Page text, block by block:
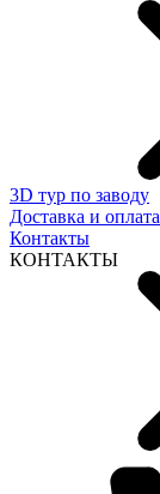
3D тур по заводу
Доставка и оплата
Контакты
КОНТАКТЫ